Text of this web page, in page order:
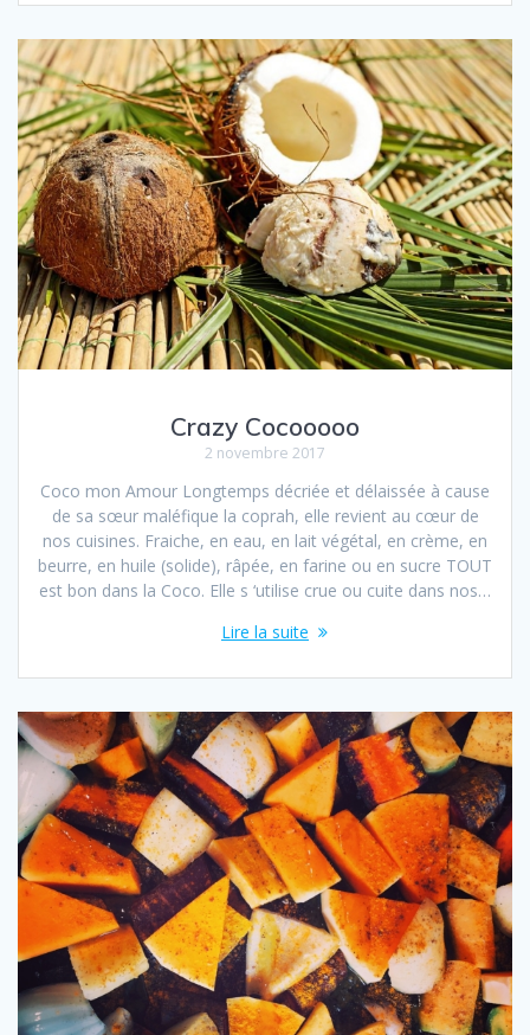
Crazy Cocooooo
2 novembre 2017
Coco mon Amour Longtemps décriée et délaissée à cause
de sa sœur maléfique la coprah, elle revient au cœur de
nos cuisines. Fraiche, en eau, en lait végétal, en crème, en
beurre, en huile (solide), râpée, en farine ou en sucre TOUT
est bon dans la Coco. Elle s ‘utilise crue ou cuite dans nos…
Lire la suite